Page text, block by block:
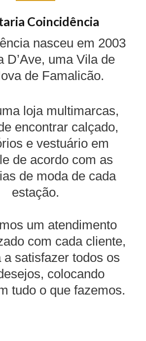
Coincidência
nasceu em 2003
D’Ave, uma Vila de
de Famalicão.
loja multimarcas,
encontrar calçado,
e vestuário em
de acordo com as
de moda de cada
estação.
um atendimento
com cada cliente,
a satisfazer todos os
colocando
tudo o que fazemos.